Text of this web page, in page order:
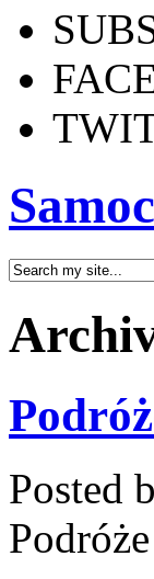
Posted